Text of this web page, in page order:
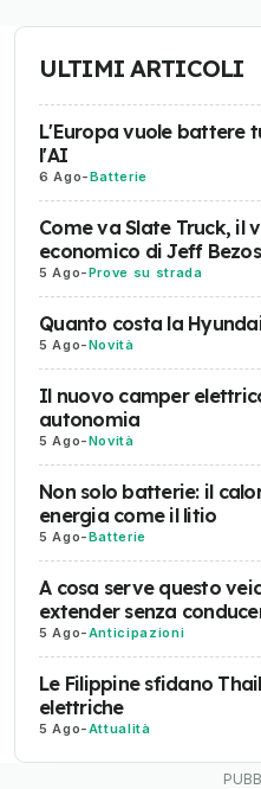
ULTIMI ARTICOLI
L'Europa vuole battere
l'AI
6 Ago-Batterie
Come va Slate Truck, il
economico di Jeff Bezos
5 Ago-Prove su strada
Quanto costa la
5 Ago-Novità
Il nuovo camper
autonomia
5 Ago-Novità
Non solo batterie: il
energia come il litio
5 Ago-Batterie
A cosa serve questo
extender senza
5 Ago-Anticipazioni
Le Filippine sfidano
elettriche
5 Ago-Attualità